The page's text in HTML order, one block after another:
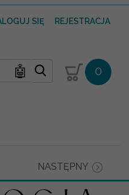
SIĘ REJESTRACJA
🤖 0
NASTĘPNY